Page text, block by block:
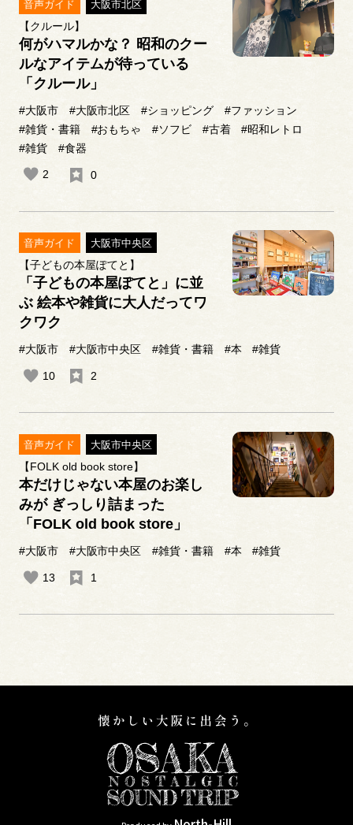
音声ガイド 大阪市北区
【クルール】
何がハマルかな？ 昭和のクー
ルなアイテムが待っている
「クルール」
#大阪市 #大阪市北区 #ショッピング
#ファッション
#雑貨・書籍
#おもちゃ #ソフビ #古着
#昭和レトロ
#雑貨
#食器
2 0
音声ガイド 大阪市中央区
【子どもの本屋ぽてと】
「子どもの本屋ぽてと」に並
ぶ 絵本や雑貨に大人だってワ
クワク
#大阪市 #大阪市中央区 #雑貨・書籍 #本 #雑貨
10 2
音声ガイド 大阪市中央区
【FOLK old book store】
本だけじゃない本屋のお楽し
みが ぎっしり詰まった
「FOLK old book store」
#大阪市 #大阪市中央区 #雑貨・書籍 #本 #雑貨
13 1